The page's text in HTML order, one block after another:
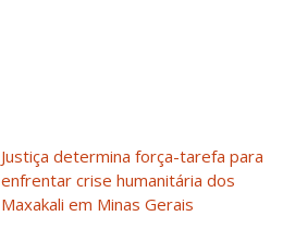
Justiça determina força-tarefa para
enfrentar crise humanitária dos
Maxakali em Minas Gerais